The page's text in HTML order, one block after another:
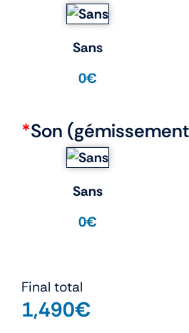
Sans
0€
*Son
Sans
0€
Final total
1,490€